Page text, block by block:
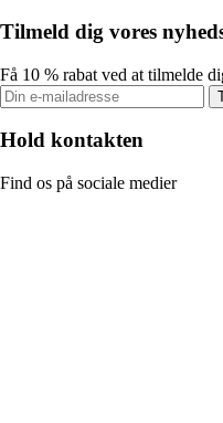
Tilmeld dig vores
Få 10 % rabat ved at tilmelde
Hold kontakten
Find os på sociale medier